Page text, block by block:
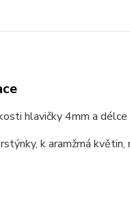
hlavičky 4mm a délce
k aramžmá květin,